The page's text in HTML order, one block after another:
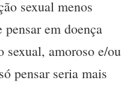
sexual menos
em doença
sexual, amoroso e/ou
pensar seria mais